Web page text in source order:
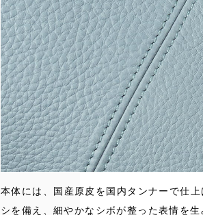
本体には、国産原皮を国内タンナーで仕
シを備え、細やかなシボが整った表情を生